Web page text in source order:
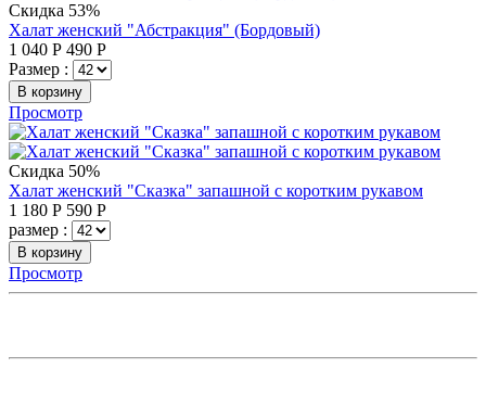
Скидка 53%
Халат женский "Абстракция" (Бордовый)
1 040 Р 490 Р
Размер :
В корзину
Просмотр
Скидка 50%
Халат женский "Сказка" запашной с коротким рукавом
1 180 Р 590 Р
размер :
В корзину
Просмотр